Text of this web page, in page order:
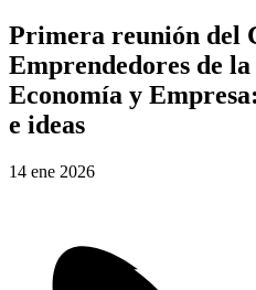
Primera reunión del
Emprendedores de
Economía y
e ideas
14 ene 2026